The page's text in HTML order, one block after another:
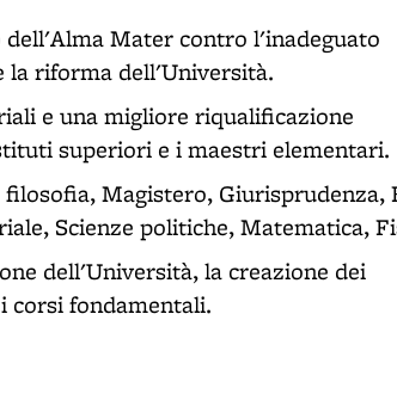
Mater contro l'inadeguato
la riforma dell'Università.
e una migliore riqualificazione
superiori e i maestri elementari.
Magistero, Giurisprudenza,
Scienze politiche, Matematica,
dell'Università, la creazione dei
corsi fondamentali.